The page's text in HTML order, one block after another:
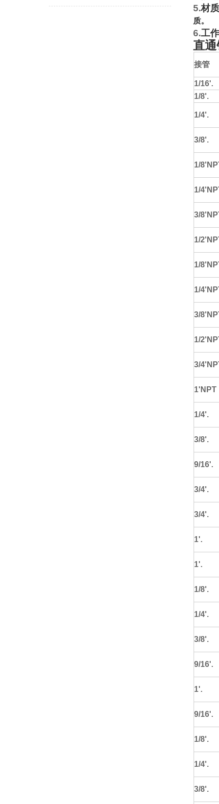
5.材
质。
6.工
直
接管
1/16'.
1/8'.
1/4'.
3/8'.
1/
1/
3/
1/
1/
1/
3/
1/
3/
1'NPT
1/4'.
3/8'.
9/16'.
3/4'.
3/4'.
1'.
1'.
1/8'.
1/4'.
3/8'.
9/16'.
1'.
9/16'.
1/8'.
1/4'.
3/8'.